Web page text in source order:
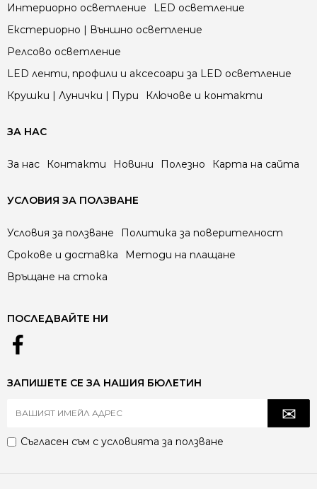
Интериорно осветление
LED осветление
Екстериорно | Външно осветление
Релсово осветление
LED ленти, профили и аксесоари за LED осветление
Крушки | Лунички | Пури
Ключове и контакти
ЗА НАС
За нас Контакти Новини Полезно Карта на сайта
УСЛОВИЯ ЗА ПОЛЗВАНЕ
Условия за ползване
Политика за поверителност
Срокове и доставка
Методи на плащане
Връщане на стока
ПОСЛЕДВАЙТЕ НИ
ЗАПИШЕТЕ СЕ ЗА НАШИЯ БЮЛЕТИН
Съгласен съм с условията за ползване